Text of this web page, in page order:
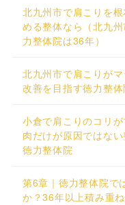
北九州市で肩こりを
める整体なら（北九
力整体院は36年）
北九州市で肩こりが
改善を目指す徳力整体
小倉で肩こりのコリ
肉だけが原因ではな
徳力整体院
第6章｜徳力整体院で
か？36年以上積み重